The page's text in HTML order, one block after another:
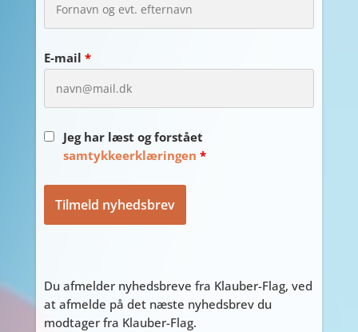
E-mail *
Jeg har læst og forstået
samtykkeerklæringen *
Du afmelder nyhedsbreve fra Klauber-Flag, ved
at afmelde på det næste nyhedsbrev du
modtager fra Klauber-Flag.